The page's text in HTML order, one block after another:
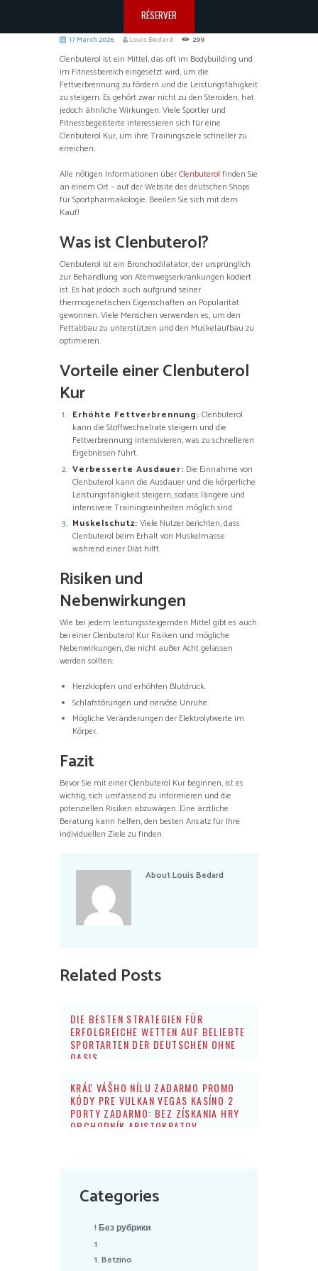
RÉSERVER
17 March 2026 Louis Bedard 299
Clenbuterol ist ein Mittel, das oft im Bodybuilding und
im Fitnessbereich eingesetzt wird, um die
Fettverbrennung zu fördern und die Leistungsfähigkeit
zu steigern. Es gehört zwar nicht zu den Steroiden, hat
jedoch ähnliche Wirkungen. Viele Sportler und
Fitnessbegeisterte interessieren sich für eine
Clenbuterol Kur, um ihre Trainingsziele schneller zu
erreichen.
Alle nötigen Informationen überClenbuterol finden Sie
an einem Ort – auf der Website des deutschen Shops
für Sportpharmakologie. Beeilen Sie sich mit dem
Kauf!
Was ist Clenbuterol?
Clenbuterol ist ein Bronchodilatator, der ursprünglich
zur Behandlung von Atemwegserkrankungen kodiert
ist. Es hat jedoch auch aufgrund seiner
thermogenetischen Eigenschaften an Popularität
gewonnen. Viele Menschen verwenden es, um den
Fettabbau zu unterstützen und den Muskelaufbau zu
optimieren.
Vorteile einer Clenbuterol
Kur
Erhöhte Fettverbrennung: Clenbuterol
kann die Stoffwechselrate steigern und die
Fettverbrennung intensivieren, was zu schnelleren
Ergebnissen führt.
Verbesserte Ausdauer: Die Einnahme von
Clenbuterol kann die Ausdauer und die körperliche
Leistungsfähigkeit steigern, sodass längere und
intensivere Trainingseinheiten möglich sind.
Muskelschutz: Viele Nutzer berichten, dass
Clenbuterol beim Erhalt von Muskelmasse
während einer Diät hilft.
Risiken und
Nebenwirkungen
Wie bei jedem leistungssteigernden Mittel gibt es auch
bei einer Clenbuterol Kur Risiken und mögliche
Nebenwirkungen, die nicht außer Acht gelassen
werden sollten:
Herzklopfen und erhöhten Blutdruck.
Schlafstörungen und nervöse Unruhe.
Mögliche Veränderungen der Elektrolytwerte im
Körper.
Fazit
Bevor Sie mit einer Clenbuterol Kur beginnen, ist es
wichtig, sich umfassend zu informieren und die
potenziellen Risiken abzuwägen. Eine ärztliche
Beratung kann helfen, den besten Ansatz für Ihre
individuellen Ziele zu finden.
AboutLouis Bedard
Related Posts
DIE BESTEN STRATEGIEN FÜR
ERFOLGREICHE WETTEN AUF BELIEBTE
SPORTARTEN DER DEUTSCHEN OHNE
OASIS
KRÁĽ VÁŠHO NÍLU ZADARMO PROMO
KÓDY PRE VULKAN VEGAS KASÍNO 2
PORTY ZADARMO: BEZ ZÍSKANIA HRY
OBCHODNÍK ARISTOKRATOV
Categories
! Без рубрики
1
1. Betzino